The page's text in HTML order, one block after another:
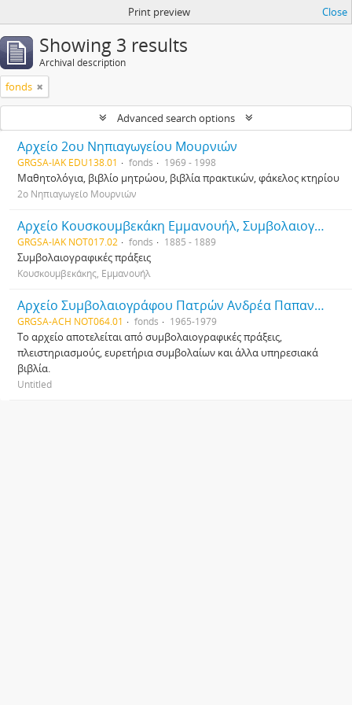
Print preview Close
Showing 3 results
Archival description
fonds
Advanced search options
Αρχείο 2ου Νηπιαγωγείου Μουρνιών
GRGSA-IAK EDU138.01 fonds 1969 - 1998
Μαθητολόγια, βιβλίο μητρώου, βιβλία πρακτικών, φάκελος κτηρίου
2ο Νηπιαγωγείο Μουρνιών
Αρχείο Κουσκουμβεκάκη Εμμανουήλ, Συμβολαιογράφου
GRGSA-IAK NOT017.02 fonds 1885 - 1889
Συμβολαιογραφικές πράξεις
Κουσκουμβεκάκης, Εμμανουήλ
Αρχείο Συμβολαιογράφου Πατρών Ανδρέα Παπανδρεόπουλου
GRGSA-ACH NOT064.01 fonds 1965-1979
Το αρχείο αποτελείται από συμβολαιογραφικές πράξεις,
πλειστηριασμούς, ευρετήρια συμβολαίων και άλλα υπηρεσιακά
βιβλία.
Untitled